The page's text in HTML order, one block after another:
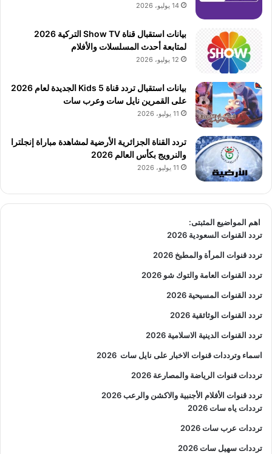
14 يوليو، 2026
بيانات استقبال قناة Show TV التركية 2026
لمتابعة أحدث المسلسلات والأفلام
12 يوليو، 2026
بيانات استقبال تردد قناة 5 Kids الجديدة لعام 2026
على القمرين نايل سات وعرب سات
11 يوليو، 2026
تردد القناة الجزائرية الأرضية لمشاهدة مباراة إنجلترا
والنرويج بكأس العالم 2026
11 يوليو، 2026
اهم المواضيع المثبتى:
تردد القنوات السعودية 2026
تردد قنوات المرأة والمطبخ 2026
تردد القنوات العامة والتوك شو 2026
تردد القنوات المسيحية 2026
تردد القنوات الوثائقية 2026
تردد القنوات الدينية الاسلامية 2026
اسماء وترددات قنوات الاخبار على نايل سات 2026
ترددات قنوات الرياضة والمصارعة 2026
تردد قنوات الأفلام الأجنبية والاكشن والرعب2026
ترددات ياه سات 2026
ترددات عرب سات 2026
ترددات سهيل سات 2026